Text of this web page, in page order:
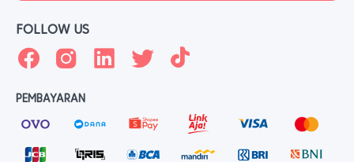
FOLLOW US
PEMBAYARAN